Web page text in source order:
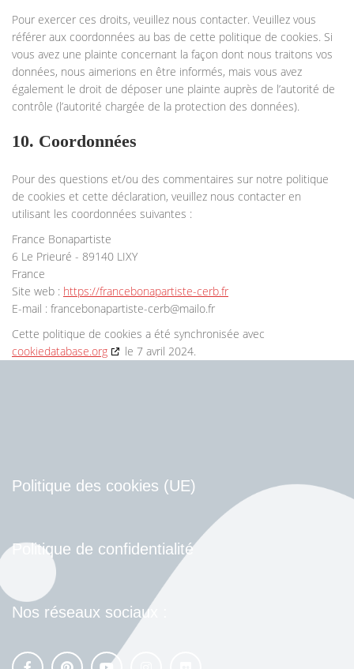
Pour exercer ces droits, veuillez nous contacter. Veuillez vous
référer aux coordonnées au bas de cette politique de cookies. Si
vous avez une plainte concernant la façon dont nous traitons vos
données, nous aimerions en être informés, mais vous avez
également le droit de déposer une plainte auprès de l’autorité de
contrôle (l’autorité chargée de la protection des données).
10. Coordonnées
Pour des questions et/ou des commentaires sur notre politique
de cookies et cette déclaration, veuillez nous contacter en
utilisant les coordonnées suivantes :
France Bonapartiste
6 Le Prieuré - 89140 LIXY
France
Site web : https://francebonapartiste-cerb.fr
E-mail : francebonapartiste-cerb@mailo.fr
Cette politique de cookies a été synchronisée avec
cookiedatabase.org
le 7 avril 2024.
Politique des cookies (UE)
Politique de confidentialité
Nos réseaux sociaux :